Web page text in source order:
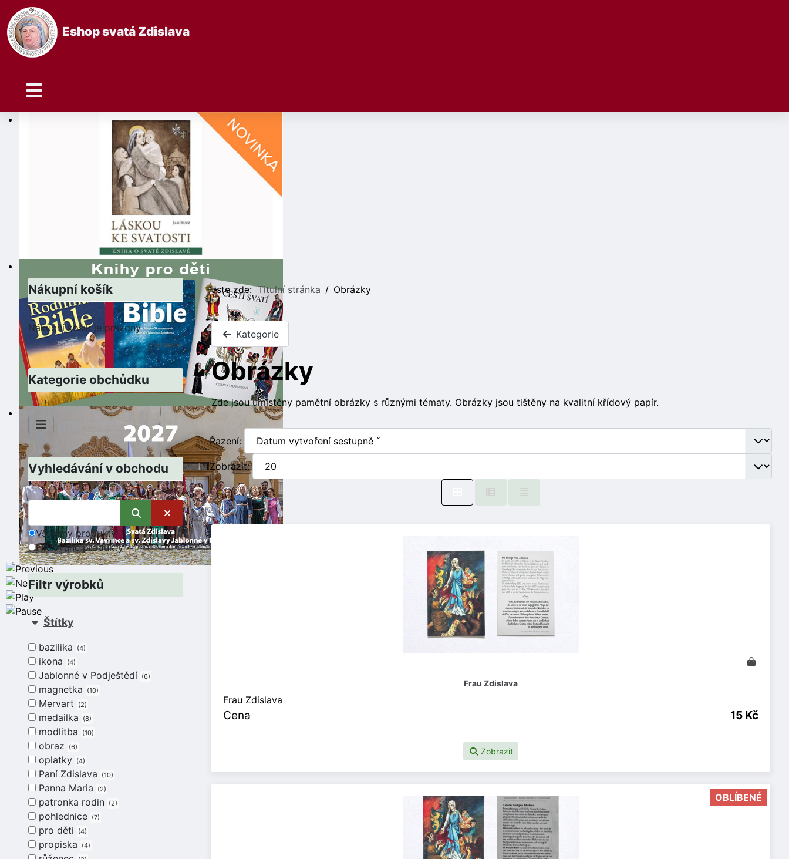
Eshop svatá Zdislava
Nákupní košík
Nákupní košík je prázdný
K pokladně
Kategorie obchůdku
Vyhledávání v obchodu
Všechny produkty
Filtrované produkty
Filtr výrobků
Štítky
bazilika 4
ikona 4
Jablonné v Podještědí 6
magnetka 10
Mervart 2
medailka 8
modlitba 10
obraz 6
oplatky 4
Paní Zdislava 10
Panna Maria 2
patronka rodin 2
pohlednice 7
pro děti 4
propiska 4
Jste zde:Titulní stránka Obrázky
Kategorie
Obrázky
Zde jsou umístěny pamětní obrázky s různými tématy. Obrázky jsou tištěny na kvalitní křídový papír.
Řazení:
Zobrazit:
Frau Zdislava
Frau Zdislava
Cena 15 Kč
Zobrazit
OBLÍBENÉ